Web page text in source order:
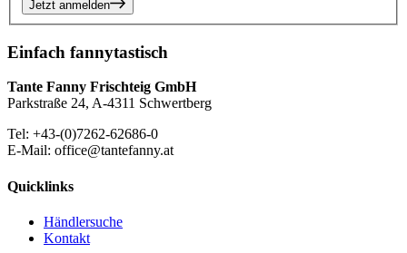
Jetzt anmelden
Einfach fannytastisch
Tante Fanny Frischteig GmbH
Parkstraße 24, A-4311 Schwertberg
Tel: +43-(0)7262-62686-0
E-Mail: office@tantefanny.at
Quicklinks
Händlersuche
Kontakt